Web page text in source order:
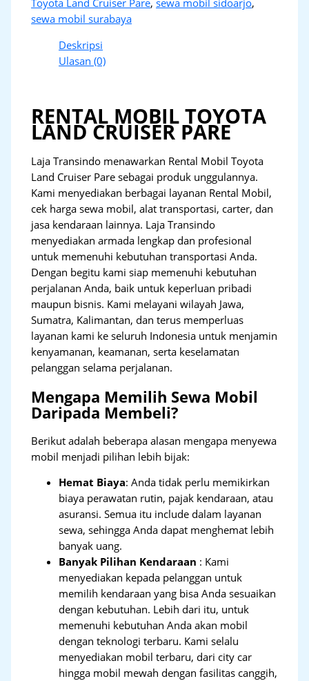
Toyota Land Cruiser Pare,sewa mobil sidoarjo,
sewa mobil surabaya
Deskripsi
Ulasan (0)
RENTAL MOBIL TOYOTA
LAND CRUISER PARE
Laja Transindo menawarkan Rental Mobil Toyota
Land Cruiser Pare sebagai produk unggulannya.
Kami menyediakan berbagai layanan Rental Mobil,
cek harga sewa mobil, alat transportasi, carter, dan
jasa kendaraan lainnya. Laja Transindo
menyediakan armada lengkap dan profesional
untuk memenuhi kebutuhan transportasi Anda.
Dengan begitu kami siap memenuhi kebutuhan
perjalanan Anda, baik untuk keperluan pribadi
maupun bisnis. Kami melayani wilayah Jawa,
Sumatra, Kalimantan, dan terus memperluas
layanan kami ke seluruh Indonesia untuk menjamin
kenyamanan, keamanan, serta keselamatan
pelanggan selama perjalanan.
Mengapa Memilih Sewa Mobil
Daripada Membeli?
Berikut adalah beberapa alasan mengapa menyewa
mobil menjadi pilihan lebih bijak:
Hemat Biaya: Anda tidak perlu memikirkan
biaya perawatan rutin, pajak kendaraan, atau
asuransi. Semua itu include dalam layanan
sewa, sehingga Anda dapat menghemat lebih
banyak uang.
Banyak Pilihan Kendaraan : Kami
menyediakan kepada pelanggan untuk
memilih kendaraan yang bisa Anda sesuaikan
dengan kebutuhan. Lebih dari itu, untuk
memenuhi kebutuhan Anda akan mobil
dengan teknologi terbaru. Kami selalu
menyediakan mobil terbaru, dari city car
hingga mobil mewah dengan fasilitas canggih,